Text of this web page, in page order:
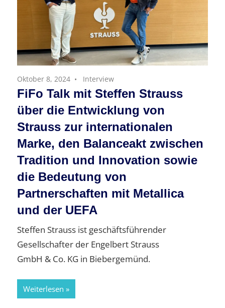
Oktober 8, 2024 Interview
FiFo Talk mit Steffen Strauss
über die Entwicklung von
Strauss zur internationalen
Marke, den Balanceakt zwischen
Tradition und Innovation sowie
die Bedeutung von
Partnerschaften mit Metallica
und der UEFA
Steffen Strauss ist geschäftsführender
Gesellschafter der Engelbert Strauss
GmbH & Co. KG in Biebergemünd.
Weiterlesen